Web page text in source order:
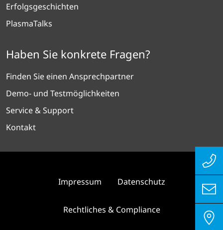
Erfolgsgeschichten
PlasmaTalks
Haben Sie konkrete Fragen?
Finden Sie einen Ansprechpartner
Demo- und Testmöglichkeiten
Service & Support
Kontakt
Impressum Datenschutz
Rechtliches & Compliance